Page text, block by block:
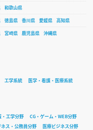
和歌山県
徳島県 香川県 愛媛県
高知県
宮崎県 鹿児島県 沖縄県
工学系統
医学・看護・医療系統
工学分野
CG・ゲーム・WEB分野
ネス・公務員分野
医療ビジネス分野